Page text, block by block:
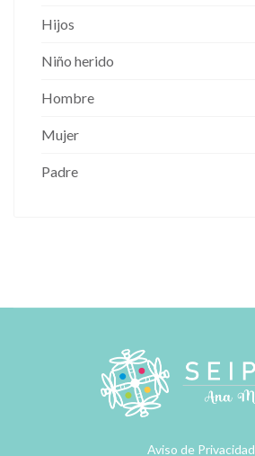
Hijos
Niño herido
Hombre
Mujer
Padre
Aviso de Privacidad